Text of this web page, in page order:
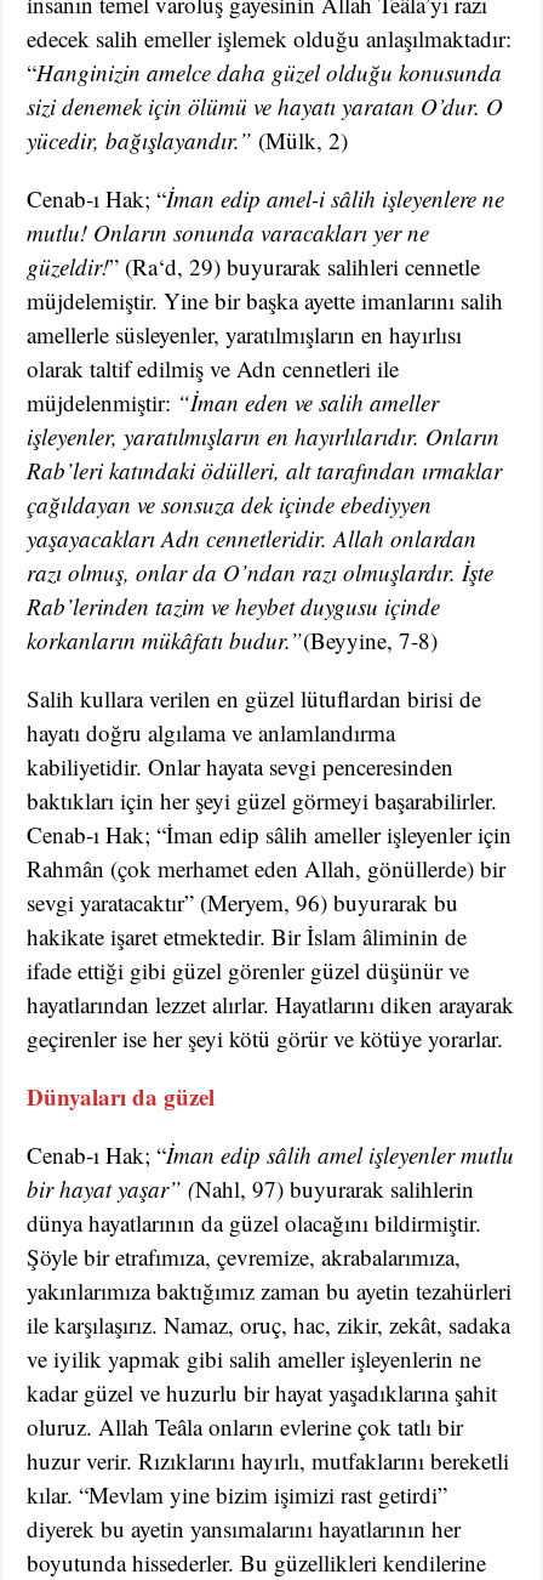
edecek salih emeller işlemek olduğu anlaşılmaktadır:
“Hanginizin amelce daha güzel olduğu konusunda
sizi denemek için ölümü ve hayatı yaratan O’dur. O
yücedir, bağışlayandır.” (Mülk, 2)
Cenab-ı Hak; “İman edip amel-i sâlih işleyenlere ne
mutlu! Onların sonunda varacakları yer ne
güzeldir!” (Ra‘d, 29) buyurarak salihleri cennetle
müjdelemiştir. Yine bir başka ayette imanlarını salih
amellerle süsleyenler, yaratılmışların en hayırlısı
olarak taltif edilmiş ve Adn cennetleri ile
müjdelenmiştir: “İman eden ve salih ameller
işleyenler, yaratılmışların en hayırlılarıdır. Onların
Rab’leri katındaki ödülleri, alt tarafından ırmaklar
çağıldayan ve sonsuza dek içinde ebediyyen
yaşayacakları Adn cennetleridir. Allah onlardan
razı olmuş, onlar da O’ndan razı olmuşlardır. İşte
Rab’lerinden tazim ve heybet duygusu içinde
korkanların mükâfatı budur.”(Beyyine, 7-8)
Salih kullara verilen en güzel lütuflardan birisi de
hayatı doğru algılama ve anlamlandırma
kabiliyetidir. Onlar hayata sevgi penceresinden
baktıkları için her şeyi güzel görmeyi başarabilirler.
Cenab-ı Hak; “İman edip sâlih ameller işleyenler için
Rahmân (çok merhamet eden Allah, gönüllerde) bir
sevgi yaratacaktır” (Meryem, 96) buyurarak bu
hakikate işaret etmektedir. Bir İslam âliminin de
ifade ettiği gibi güzel görenler güzel düşünür ve
hayatlarından lezzet alırlar. Hayatlarını diken arayarak
geçirenler ise her şeyi kötü görür ve kötüye yorarlar.
Dünyaları da güzel
Cenab-ı Hak; “İman edip sâlih amel işleyenler mutlu
bir hayat yaşar” (Nahl, 97) buyurarak salihlerin
dünya hayatlarının da güzel olacağını bildirmiştir.
Şöyle bir etrafımıza, çevremize, akrabalarımıza,
yakınlarımıza baktığımız zaman bu ayetin tezahürleri
ile karşılaşırız. Namaz, oruç, hac, zikir, zekât, sadaka
ve iyilik yapmak gibi salih ameller işleyenlerin ne
kadar güzel ve huzurlu bir hayat yaşadıklarına şahit
oluruz. Allah Teâla onların evlerine çok tatlı bir
huzur verir. Rızıklarını hayırlı, mutfaklarını bereketli
kılar. “Mevlam yine bizim işimizi rast getirdi”
diyerek bu ayetin yansımalarını hayatlarının her
boyutunda hissederler. Bu güzellikleri kendilerine